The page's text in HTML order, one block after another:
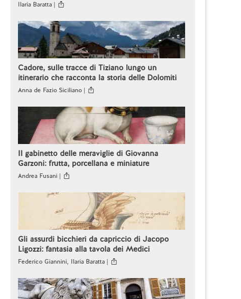
Ilaria Baratta |
Cadore, sulle tracce di Tiziano lungo un
itinerario che racconta la storia delle Dolomiti
Anna de Fazio Siciliano |
Il gabinetto delle meraviglie di Giovanna
Garzoni: frutta, porcellana e miniature
Andrea Fusani |
Gli assurdi bicchieri da capriccio di Jacopo
Ligozzi: fantasia alla tavola dei Medici
Federico Giannini, Ilaria Baratta |